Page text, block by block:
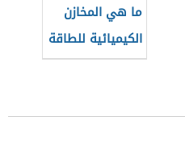
ما هي المخازن
الكيميائية للطاقة
في الجسم؟